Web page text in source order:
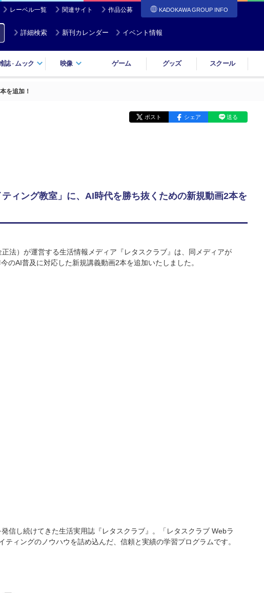
レーベル一覧 関連サイト 作品公募 KADOKAWA GROUP INFO
詳細検索 新刊カレンダー イベント情報
誌・ ムック 映像 ゲーム グッズ スクール
を追加！
ポスト シェア 送る
ィング教室」に、AI時代を勝ち抜くための新規動画2本を
法）が運営する生活情報メディア『レタスクラブ』は、同メディアが
のAI普及に対応した新規講義動画2本を追加いたしました。
信し続けてきた生活実用誌『レタスクラブ』。「レタスクラブ Webラ
ィングのノウハウを詰め込んだ、信頼と実績の学習プログラムです。